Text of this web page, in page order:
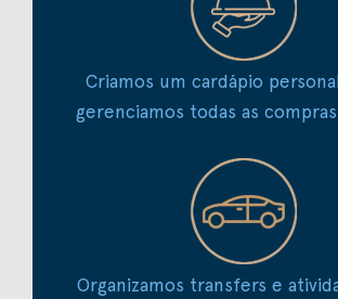
Criamos um cardápio
gerenciamos todas as compras
Organizamos transfers e